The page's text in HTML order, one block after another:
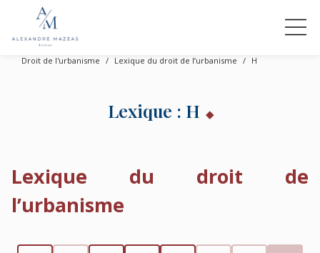
Droit de l'urbanisme Lexique du droit de l’urbanisme H
Lexique : H
Lexique du droit de
l’urbanisme